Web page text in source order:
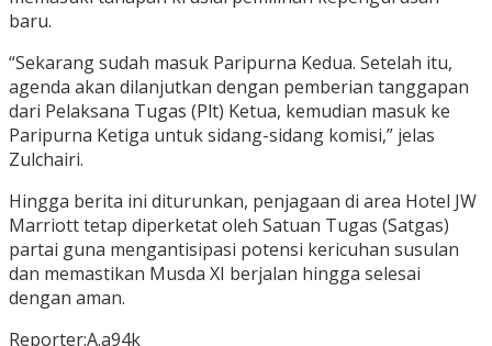
baru.
“Sekarang sudah masuk Paripurna Kedua. Setelah itu,
agenda akan dilanjutkan dengan pemberian tanggapan
dari Pelaksana Tugas (Plt) Ketua, kemudian masuk ke
Paripurna Ketiga untuk sidang-sidang komisi,” jelas
Zulchairi.
Hingga berita ini diturunkan, penjagaan di area Hotel JW
Marriott tetap diperketat oleh Satuan Tugas (Satgas)
partai guna mengantisipasi potensi kericuhan susulan
dan memastikan Musda XI berjalan hingga selesai
dengan aman.
Reporter:A.a94k